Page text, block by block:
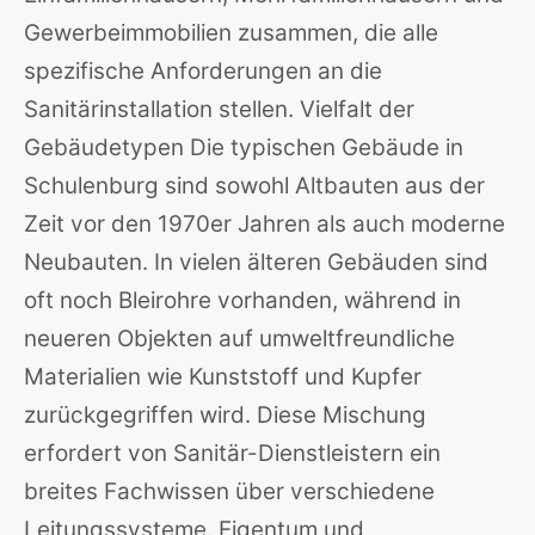
Gewerbeimmobilien zusammen, die alle
spezifische Anforderungen an die
Sanitärinstallation stellen. Vielfalt der
Gebäudetypen Die typischen Gebäude in
Schulenburg sind sowohl Altbauten aus der
Zeit vor den 1970er Jahren als auch moderne
Neubauten. In vielen älteren Gebäuden sind
oft noch Bleirohre vorhanden, während in
neueren Objekten auf umweltfreundliche
Materialien wie Kunststoff und Kupfer
zurückgegriffen wird. Diese Mischung
erfordert von Sanitär-Dienstleistern ein
breites Fachwissen über verschiedene